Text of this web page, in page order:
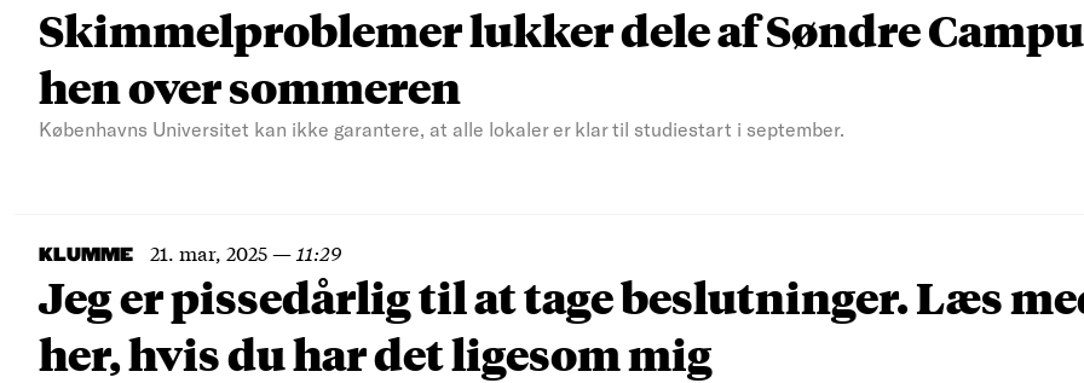
Skimmelproblemer lukker dele af Søndre
hen over sommeren
Københavns Universitet kan ikke garantere, at alle lokaler er klar til studiestart i september.
KLUMME 21. mar, 2025— 11:29
Jeg er pissedårlig til at tage beslutninger. Læs
her, hvis du har det ligesom mig